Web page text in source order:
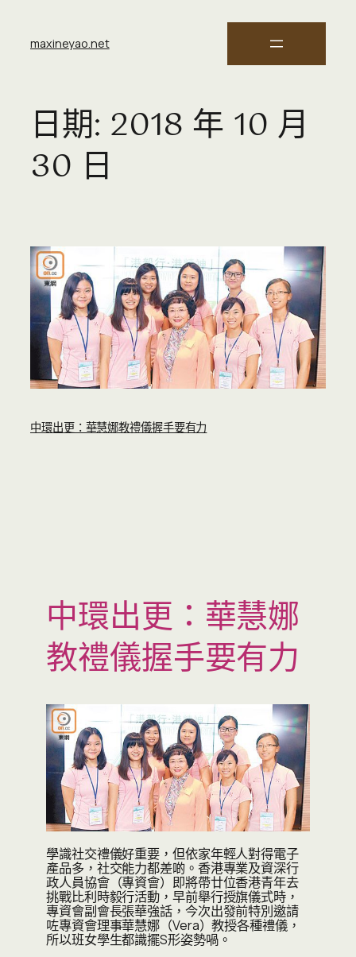
maxineyao.net
日期: 2018 年 10 月
30 日
中環出更：華慧娜教禮儀握手要有力
中環出更：華慧娜
教禮儀握手要有力
學識社交禮儀好重要，但依家年輕人對得電子
產品多，社交能力都差啲。香港專業及資深行
政人員協會（專資會）即將帶廿位香港青年去
挑戰比利時毅行活動，早前舉行授旗儀式時，
專資會副會長張華強話，今次出發前特別邀請
咗專資會理事華慧娜（Vera）教授各種禮儀，
所以班女學生都識擺S形姿勢喎。